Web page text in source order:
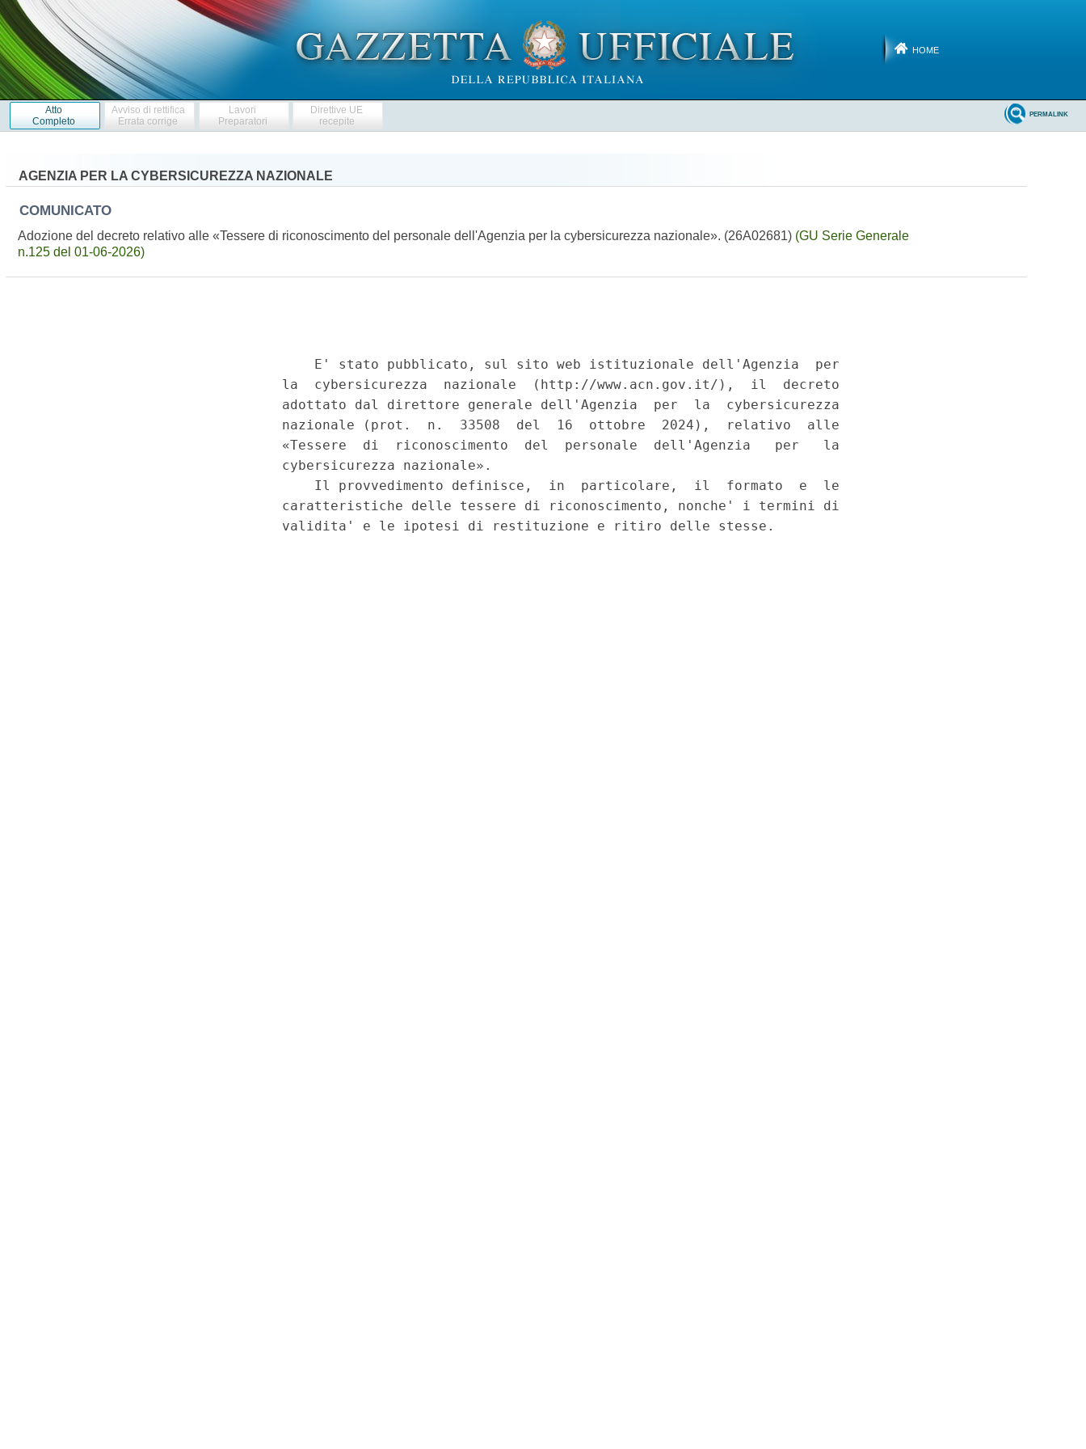
HOME
Atto
Completo
Avviso di rettifica
Errata corrige
Lavori
Preparatori
Direttive UE
recepite
PERMALINK
AGENZIA PER LA CYBERSICUREZZA NAZIONALE
COMUNICATO
Adozione del decreto relativo alle «Tessere di riconoscimento del personale dell'Agenzia per la cybersicurezza nazionale». (26A02681) (GU Serie Generale
n.125 del 01-06-2026)